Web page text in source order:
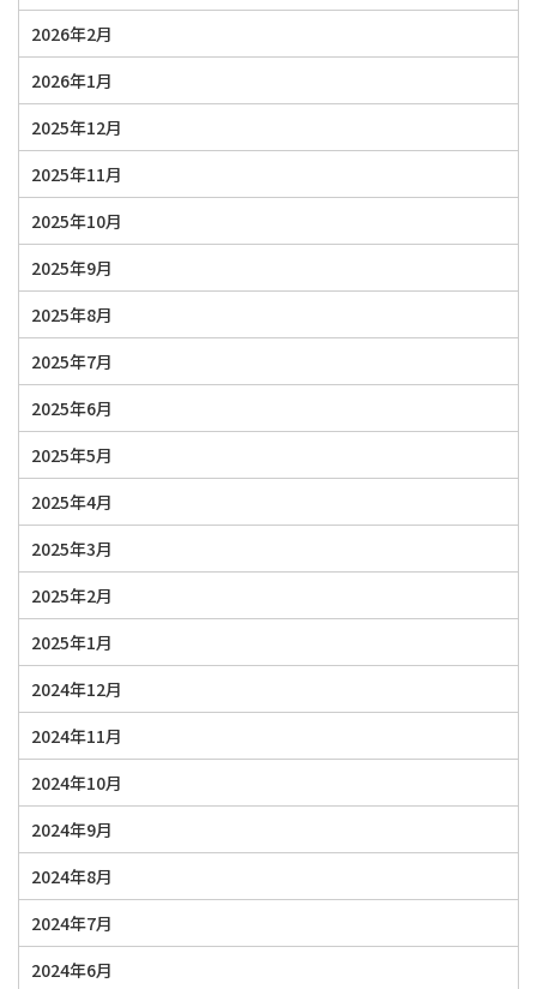
2026年2月
2026年1月
2025年12月
2025年11月
2025年10月
2025年9月
2025年8月
2025年7月
2025年6月
2025年5月
2025年4月
2025年3月
2025年2月
2025年1月
2024年12月
2024年11月
2024年10月
2024年9月
2024年8月
2024年7月
2024年6月